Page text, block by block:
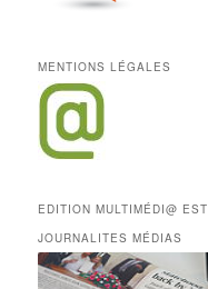
MENTIONS LÉGALES
EDITION MULTIMÉDI@
JOURNALITES MÉDIAS